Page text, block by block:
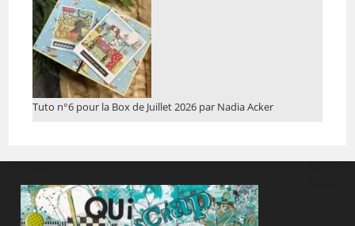
Tuto n°6 pour la Box de Juillet 2026 par Nadia Acker